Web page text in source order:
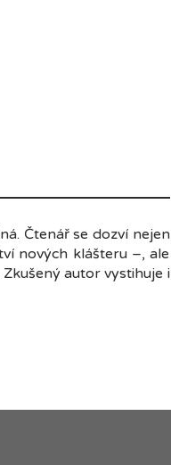
Čtenář se dozví nejen
nových klášteru –, ale
autor vystihuje i